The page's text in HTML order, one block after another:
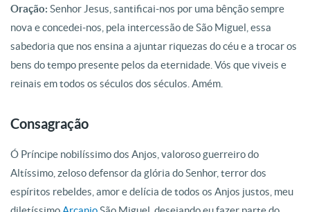
Oração: Senhor Jesus, santificai-nos por uma bênção sempre
nova e concedei-nos, pela intercessão de São Miguel, essa
sabedoria que nos ensina a ajuntar riquezas do céu e a trocar os
bens do tempo presente pelos da eternidade. Vós que viveis e
reinais em todos os séculos dos séculos. Amém.
Consagração
Ó Príncipe nobilíssimo dos Anjos, valoroso guerreiro do
Altíssimo, zeloso defensor da glória do Senhor, terror dos
espíritos rebeldes, amor e delícia de todos os Anjos justos, meu